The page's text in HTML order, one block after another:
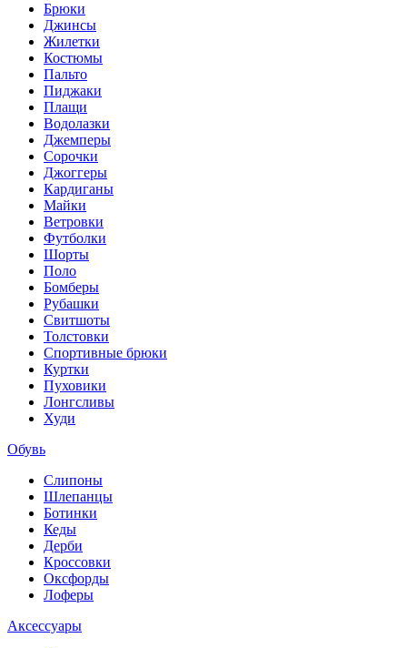
Брюки
Джинсы
Жилетки
Костюмы
Пальто
Пиджаки
Плащи
Водолазки
Джемперы
Сорочки
Джоггеры
Кардиганы
Майки
Ветровки
Футболки
Шорты
Поло
Бомберы
Рубашки
Свитшоты
Толстовки
Спортивные брюки
Куртки
Пуховики
Лонгсливы
Худи
Обувь
Слипоны
Шлепанцы
Ботинки
Кеды
Дерби
Кроссовки
Оксфорды
Лоферы
Аксессуары